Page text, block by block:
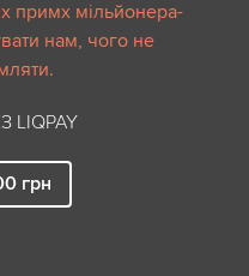
примх мільйонера-
нам, чого не
грн